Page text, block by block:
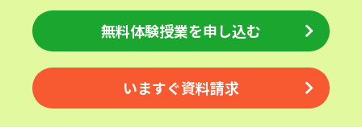
同志社香里中学校
埼玉栄中学校
城北埼玉中学校
浦和ルーテル学院中学校
昭和学院中学校
東京女学館中学校
目黒日本大学中学校
関東学院中学校
無料体験授業を申し込む
いますぐ資料請求